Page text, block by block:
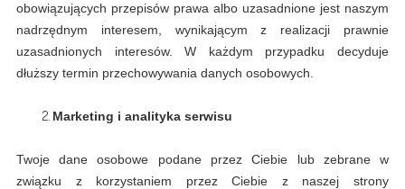
obowiązujących przepisów prawa albo uzasadnione jest naszym
nadrzędnym interesem, wynikającym z realizacji prawnie
uzasadnionych interesów. W każdym przypadku decyduje
dłuższy termin przechowywania danych osobowych.
Marketing i analityka serwisu
Twoje dane osobowe podane przez Ciebie lub zebrane w
związku z korzystaniem przez Ciebie z naszej strony